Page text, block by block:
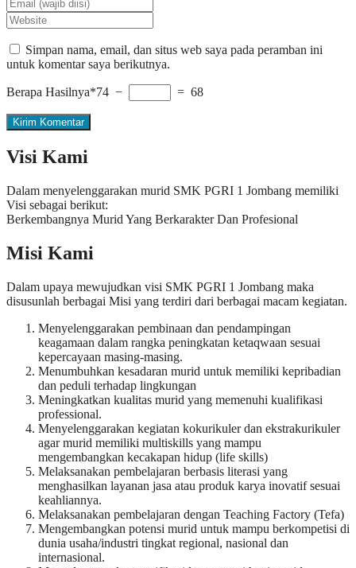
Simpan nama, email, dan situs web saya pada peramban ini
untuk komentar saya berikutnya.
Berapa Hasilnya*74 − = 68
Visi Kami
Dalam menyelenggarakan murid SMK PGRI 1 Jombang memiliki
Visi sebagai berikut:
Berkembangnya Murid Yang Berkarakter Dan Profesional
Misi Kami
Dalam upaya mewujudkan visi SMK PGRI 1 Jombang maka
disusunlah berbagai Misi yang terdiri dari berbagai macam kegiatan.
Menyelenggarakan pembinaan dan pendampingan
keagamaan dalam rangka peningkatan ketaqwaan sesuai
kepercayaan masing-masing.
Menumbuhkan kesadaran murid untuk memiliki kepribadian
dan peduli terhadap lingkungan
Meningkatkan kualitas murid yang memenuhi kualifikasi
professional.
Menyelenggarakan kegiatan kokurikuler dan ekstrakurikuler
agar murid memiliki multiskills yang mampu
mengembangkan kecakapan hidup (life skills)
Melaksanakan pembelajaran berbasis literasi yang
menghasilkan layanan jasa atau produk karya inovatif sesuai
keahliannya.
Melaksanakan pembelajaran dengan Teaching Factory (Tefa)
Mengembangkan potensi murid untuk mampu berkompetisi di
dunia usaha/industri tingkat regional, nasional dan
internasional.